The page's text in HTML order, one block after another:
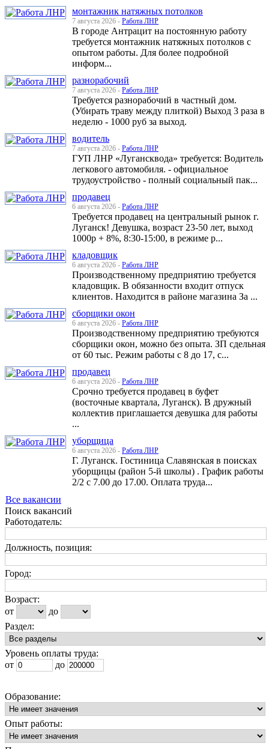
монтажник натяжных потолков
7 августа 2026 - Работа ЛНР
В городе Антрацит на постоянную работу
требуется монтажник натяжных потолков с
опытом работы. Для более подробной
информ...
разнорабочий
7 августа 2026 - Работа ЛНР
Требуется разнорабочий в частный дом.
(Убирать траву между плиткой) Выход 3 раза в
неделю - 1000 руб за выход.
водитель
7 августа 2026 - Работа ЛНР
ГУП ЛНР «Лугансквода» требуется: Водитель
легкового автомобиля. - официальное
трудоустройство - полный социальный пак...
продавец
6 августа 2026 - Работа ЛНР
Требуется продавец на центральный рынок г.
Луганск! Девушка, возраст 23-50 лет, выход
1000р + 8%, 8:30-15:00, в режиме р...
кладовщик
6 августа 2026 - Работа ЛНР
Производственному предприятию требуется
кладовщик. В обязанности входит отпуск
клиентов. Находится в районе магазина За ...
сборщики окон
6 августа 2026 - Работа ЛНР
Производственному предприятию требуются
сборщики окон, можно без опыта. ЗП сдельная
от 60 тыс. Режим работы с 8 до 17, с...
продавец
6 августа 2026 - Работа ЛНР
Срочно требуется продавец в буфет
(восточные квартала, Луганск). В дружный
коллектив приглашается девушка для работы
...
уборщица
6 августа 2026 - Работа ЛНР
Г. Луганск. Гостиница Славянская в поисках
уборщицы (район 5-й школы) . График работы
2/2 с 7.00 до 17.00. Оплата труда...
Все вакансии
Поиск вакансий
Работодатель:
Должность, позиция:
Город:
Возраст:
от
до
Раздел:
Уровень оплаты труда:
от
до
Образование:
Опыт работы: